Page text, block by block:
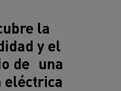
la
y el
de una
eléctrica